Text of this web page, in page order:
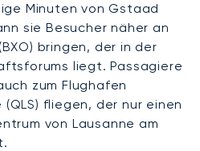
Minuten von Gstaad
sie Besucher näher an
bringen, der in der
liegt. Passagiere
zum Flughafen
fliegen, der nur einen
von Lausanne am